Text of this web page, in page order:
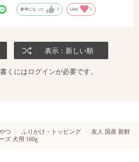
参考になった 0 Like! 0
表示：新しい順
くにはログインが必要です。
つ ふりかけ・トッピング
友人 国産 新鮮
ズ 犬用 160g